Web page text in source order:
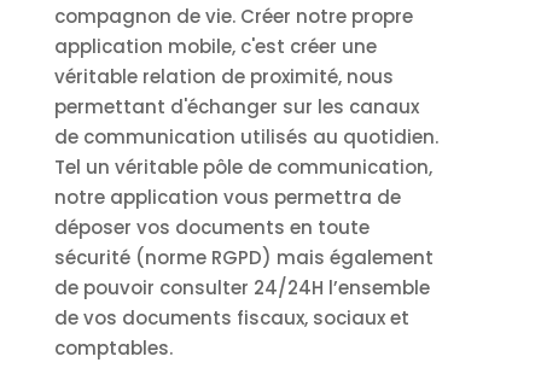
compagnon de vie. Créer notre propre
application mobile, c'est créer une
véritable relation de proximité, nous
permettant d'échanger sur les canaux
de communication utilisés au quotidien.
Tel un véritable pôle de communication,
notre application vous permettra de
déposer vos documents en toute
sécurité (norme RGPD) mais également
de pouvoir consulter 24/24H l’ensemble
de vos documents fiscaux, sociaux et
comptables.